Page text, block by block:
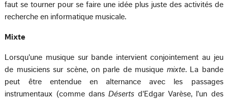
faut se tourner pour se faire une idée plus juste des activités de
recherche en informatique musicale.
Mixte
Lorsqu'une musique sur bande intervient conjointement au jeu
de musiciens sur scène, on parle de musique mixte. La bande
peut être entendue en alternance avec les passages
instrumentaux (comme dans Désertsd'Edgar Varèse, l'un des